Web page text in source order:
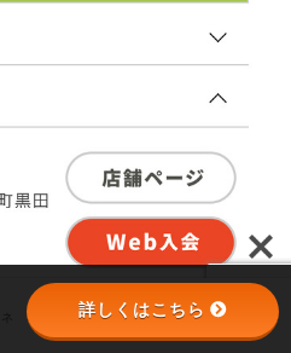
オンラインパーソナル パーソナルジム
詳しくはこちら